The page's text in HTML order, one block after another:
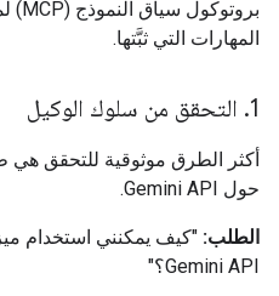
المهارات التي ثبَّتها.
1
. التحقق من سلوك الوكيل
أكثر الطرق موثوقية للتحقق
حول Gemini API.
الطلب: "كيف يمكنني استخدام
Gemini API؟"